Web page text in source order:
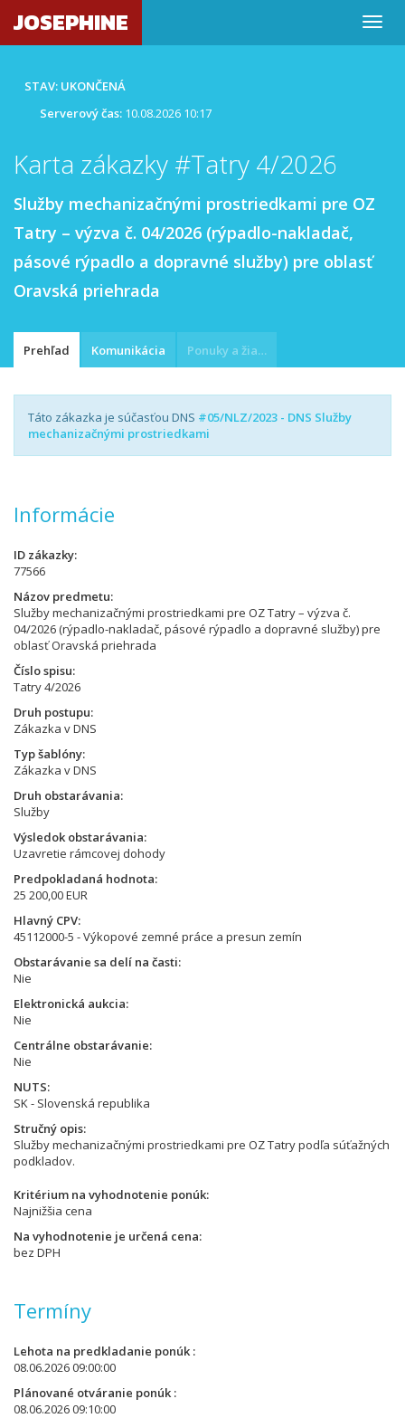
JOSEPHINE
STAV: UKONČENÁ
Serverový čas: 10.08.2026 10:17
Karta zákazky #Tatry 4/2026
Služby mechanizačnými prostriedkami pre OZ
Tatry – výzva č. 04/2026 (rýpadlo-nakladač,
pásové rýpadlo a dopravné služby) pre oblasť
Oravská priehrada
Prehľad Komunikácia Ponuky a žiadosti
Táto zákazka je súčasťou DNS #05/NLZ/2023 - DNS Služby
mechanizačnými prostriedkami
Informácie
ID zákazky
77566
Názov predmetu
Služby mechanizačnými prostriedkami pre OZ Tatry – výzva č.
04/2026 (rýpadlo-nakladač, pásové rýpadlo a dopravné služby) pre
oblasť Oravská priehrada
Číslo spisu
Tatry 4/2026
Druh postupu
Zákazka v DNS
Typ šablóny
Zákazka v DNS
Druh obstarávania
Služby
Výsledok obstarávania
Uzavretie rámcovej dohody
Predpokladaná hodnota
25 200,00 EUR
Hlavný CPV
45112000-5 - Výkopové zemné práce a presun zemín
Obstarávanie sa delí na časti
Nie
Elektronická aukcia
Nie
Centrálne obstarávanie
Nie
NUTS
SK - Slovenská republika
Stručný opis
Služby mechanizačnými prostriedkami pre OZ Tatry podľa súťažných
podkladov.
Kritérium na vyhodnotenie ponúk
Najnižšia cena
Na vyhodnotenie je určená cena
bez DPH
Termíny
Lehota na predkladanie ponúk
08.06.2026 09:00:00
Plánované otváranie ponúk
08.06.2026 09:10:00